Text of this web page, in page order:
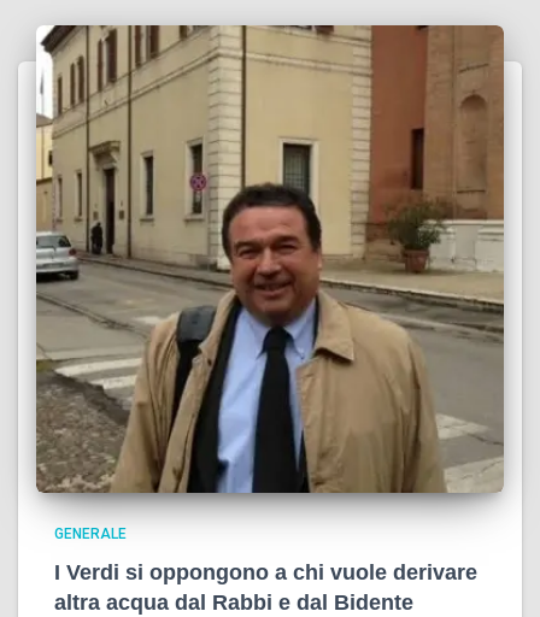
GENERALE
I Verdi si oppongono a chi vuole derivare
altra acqua dal Rabbi e dal Bidente